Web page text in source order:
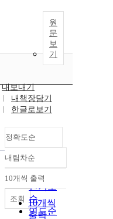
원
문
보
기
내보내기
내책장담기
한글로보기
정확도순
정확도
순
인기도
순
연도순
내림차순
내림차순
10개씩 출력
10개씩
출력
조회